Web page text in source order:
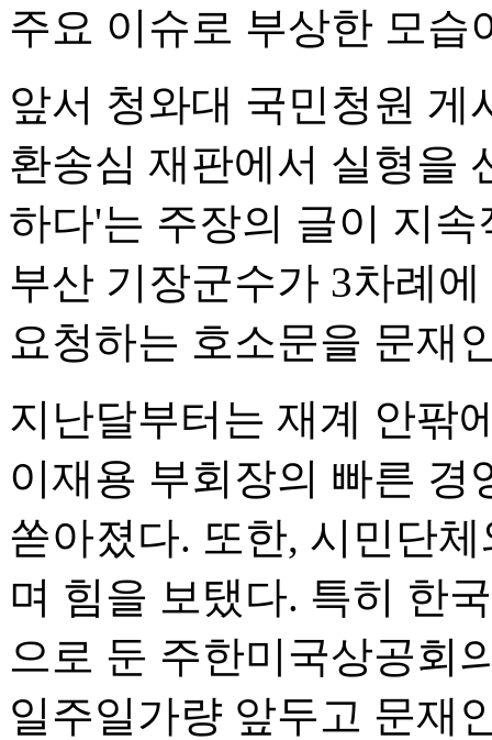
주요 이슈로 부상한 모습
앞서 청와대 국민청원
환송심 재판에서 실형을
하다'는 주장의 글이 지
부산 기장군수가 3차례
요청하는 호소문을 문재
지난달부터는 재계 안팎
이재용 부회장의 빠른 경
쏟아졌다. 또한, 시민단
며 힘을 보탰다. 특히 한
으로 둔 주한미국상공회
일주일가량 앞두고 문재